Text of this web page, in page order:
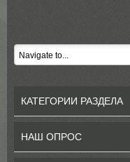
КАТЕГОРИИ РАЗДЕЛА
НАШ ОПРОС